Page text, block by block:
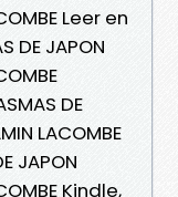
Leer en
DE JAPON
DE
LACOMBE
JAPON
Kindle,